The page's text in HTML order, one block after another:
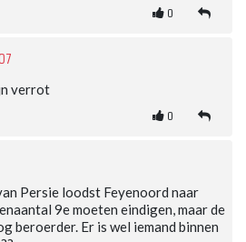
0
verrot
0
Persie loodst Feyenoord naar
9e moeten eindigen, maar de
beroerder. Er is wel iemand binnen